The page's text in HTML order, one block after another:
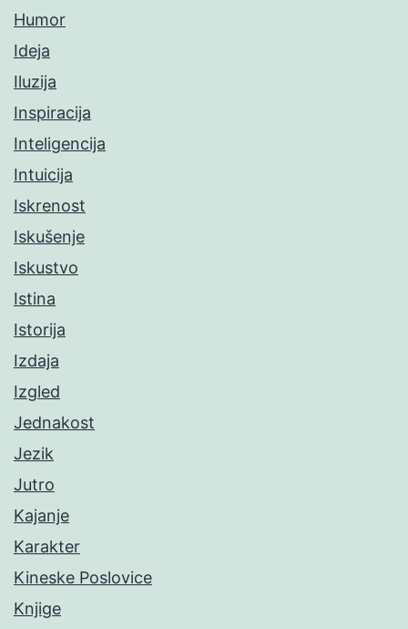
Humor
Ideja
Iluzija
Inspiracija
Inteligencija
Intuicija
Iskrenost
Iskušenje
Iskustvo
Istina
Istorija
Izdaja
Izgled
Jednakost
Jezik
Jutro
Kajanje
Karakter
Kineske Poslovice
Knjige